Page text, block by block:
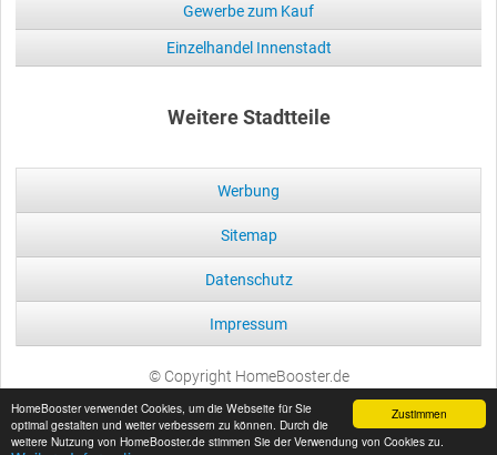
Zustimmen
HomeBooster verwendet Cookies, um die Webseite für Sie
optimal gestalten und weiter verbessern zu können. Durch die
weitere Nutzung von HomeBooster.de stimmen Sie der Verwendung von Cookies zu.
Gewerbe zum Kauf
Einzelhandel Innenstadt
Weitere Stadtteile
Werbung
Sitemap
Datenschutz
Impressum
© Copyright HomeBooster.de